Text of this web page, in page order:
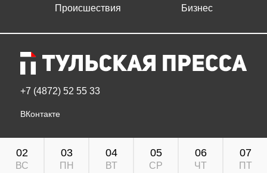
Происшествия
Бизнес
+7 (4872) 52 55 33
ВКонтакте
02
ВС
03
ПН
04
ВТ
05
СР
06
ЧТ
07
ПТ